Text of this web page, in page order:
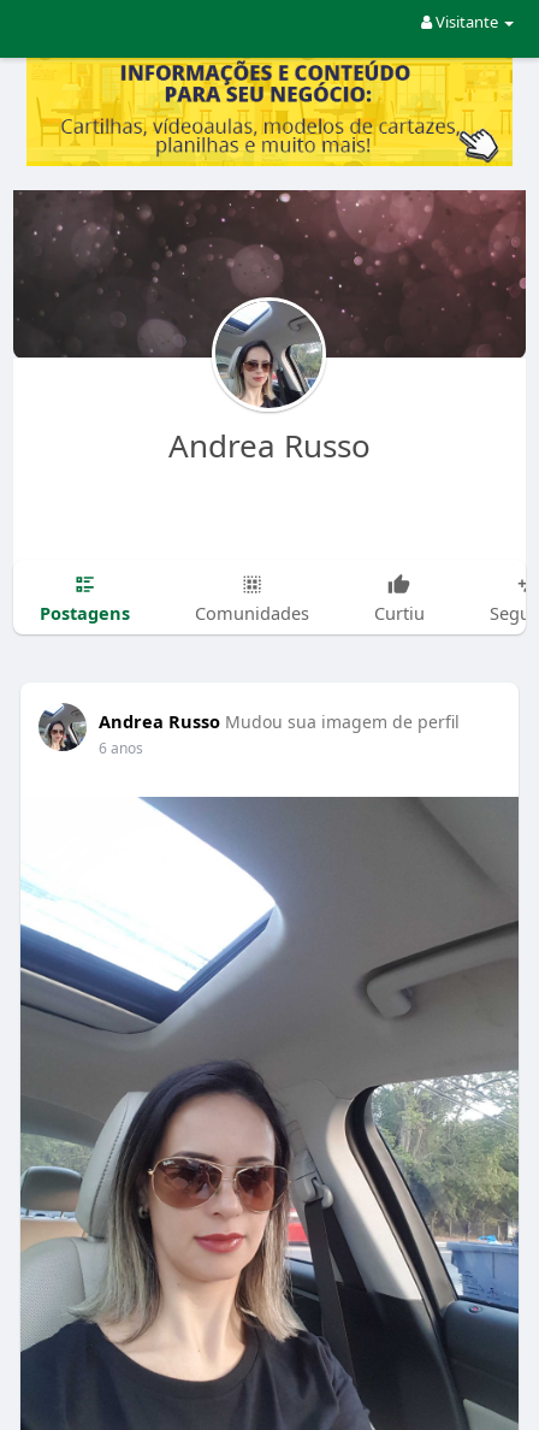
Visitante
Andrea Russo
Postagens Comunidades Curtiu
Andrea Russo Mudou sua imagem de perfil
6 anos